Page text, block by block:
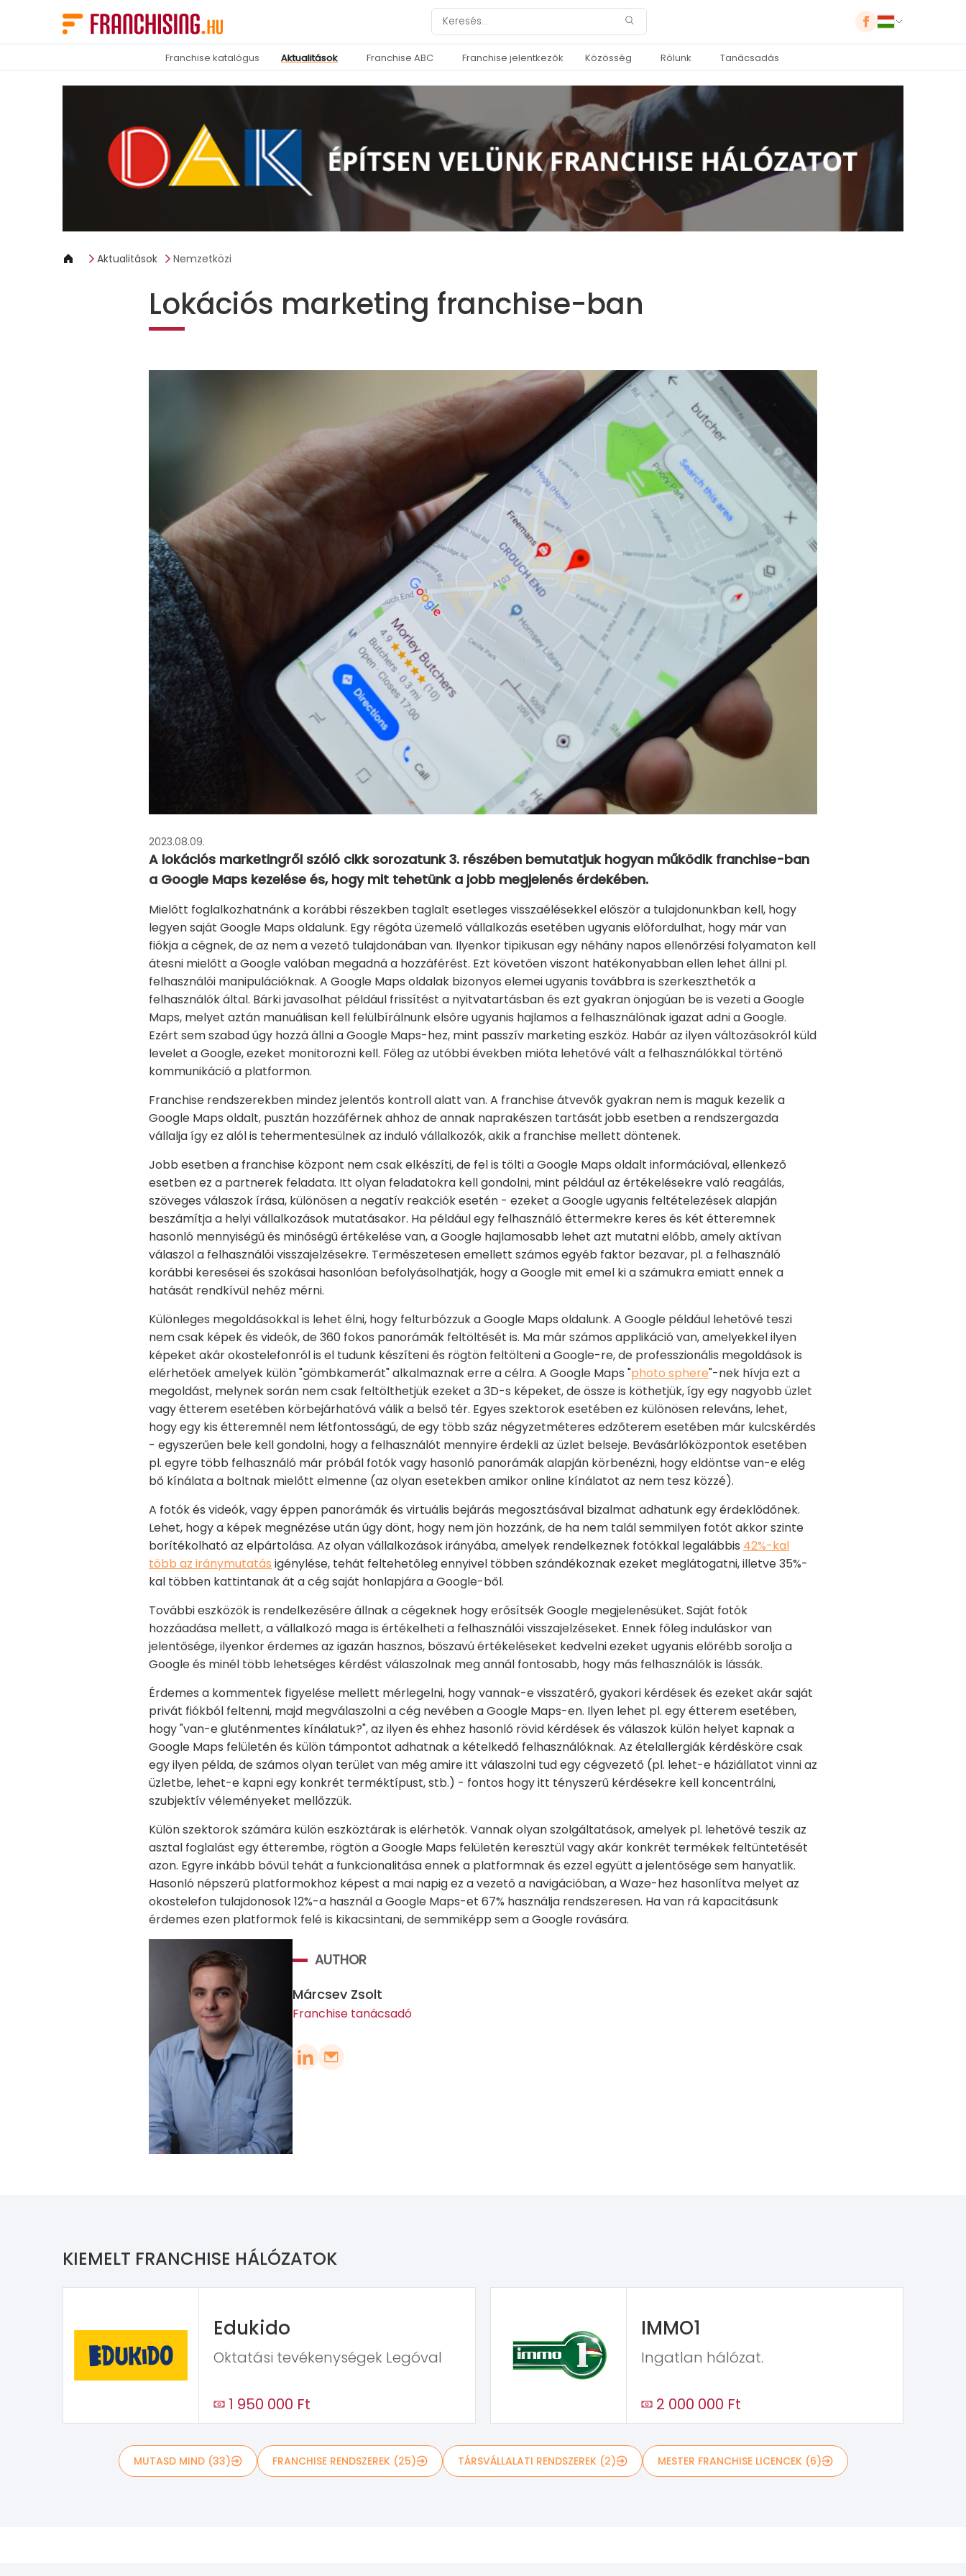
Franchise katalógus Aktualitások Franchise ABC Franchise jelentkezők Közösség Rólunk Tanácsadás
Aktualitások Nemzetközi
Lokációs marketing franchise-ban
2023.08.09.
A lokációs marketingről szóló cikk sorozatunk 3. részében bemutatjuk hogyan működik franchise-ban
a Google Maps kezelése és, hogy mit tehetünk a jobb megjelenés érdekében.
Mielőtt foglalkozhatnánk a korábbi részekben taglalt esetleges visszaélésekkel először a tulajdonunkban kell, hogy
legyen saját Google Maps oldalunk. Egy régóta üzemelő vállalkozás esetében ugyanis előfordulhat, hogy már van
fiókja a cégnek, de az nem a vezető tulajdonában van. Ilyenkor tipikusan egy néhány napos ellenőrzési folyamaton kell
átesni mielőtt a Google valóban megadná a hozzáférést. Ezt követően viszont hatékonyabban ellen lehet állni pl.
felhasználói manipulációknak. A Google Maps oldalak bizonyos elemei ugyanis továbbra is szerkeszthetők a
felhasználók által. Bárki javasolhat például frissítést a nyitvatartásban és ezt gyakran önjogúan be is vezeti a Google
Maps, melyet aztán manuálisan kell felülbírálnunk elsőre ugyanis hajlamos a felhasználónak igazat adni a Google.
Ezért sem szabad úgy hozzá állni a Google Maps-hez, mint passzív marketing eszköz. Habár az ilyen változásokról küld
levelet a Google, ezeket monitorozni kell. Főleg az utóbbi években mióta lehetővé vált a felhasználókkal történő
kommunikáció a platformon.
Franchise rendszerekben mindez jelentős kontroll alatt van. A franchise átvevők gyakran nem is maguk kezelik a
Google Maps oldalt, pusztán hozzáférnek ahhoz de annak naprakészen tartását jobb esetben a rendszergazda
vállalja így ez alól is tehermentesülnek az induló vállalkozók, akik a franchise mellett döntenek.
Jobb esetben a franchise központ nem csak elkészíti, de fel is tölti a Google Maps oldalt információval, ellenkező
esetben ez a partnerek feladata. Itt olyan feladatokra kell gondolni, mint például az értékelésekre való reagálás,
szöveges válaszok írása, különösen a negatív reakciók esetén - ezeket a Google ugyanis feltételezések alapján
beszámítja a helyi vállalkozások mutatásakor. Ha például egy felhasználó éttermekre keres és két étteremnek
hasonló mennyiségű és minőségű értékelése van, a Google hajlamosabb lehet azt mutatni előbb, amely aktívan
válaszol a felhasználói visszajelzésekre. Természetesen emellett számos egyéb faktor bezavar, pl. a felhasználó
korábbi keresései és szokásai hasonlóan befolyásolhatják, hogy a Google mit emel ki a számukra emiatt ennek a
hatását rendkívül nehéz mérni.
Különleges megoldásokkal is lehet élni, hogy felturbózzuk a Google Maps oldalunk. A Google például lehetővé teszi
nem csak képek és videók, de 360 fokos panorámák feltöltését is. Ma már számos applikáció van, amelyekkel ilyen
képeket akár okostelefonról is el tudunk készíteni és rögtön feltölteni a Google-re, de professzionális megoldások is
elérhetőek amelyek külön "gömbkamerát" alkalmaznak erre a célra. A Google Maps "photo sphere"-nek hívja ezt a
megoldást, melynek során nem csak feltölthetjük ezeket a 3D-s képeket, de össze is köthetjük, így egy nagyobb üzlet
vagy étterem esetében körbejárhatóvá válik a belső tér. Egyes szektorok esetében ez különösen releváns, lehet,
hogy egy kis étteremnél nem létfontosságú, de egy több száz négyzetméteres edzőterem esetében már kulcskérdés
- egyszerűen bele kell gondolni, hogy a felhasználót mennyire érdekli az üzlet belseje. Bevásárlóközpontok esetében
pl. egyre több felhasználó már próbál fotók vagy hasonló panorámák alapján körbenézni, hogy eldöntse van-e elég
bő kínálata a boltnak mielőtt elmenne (az olyan esetekben amikor online kínálatot az nem tesz közzé).
A fotók és videók, vagy éppen panorámák és virtuális bejárás megosztásával bizalmat adhatunk egy érdeklődőnek.
Lehet, hogy a képek megnézése után úgy dönt, hogy nem jön hozzánk, de ha nem talál semmilyen fotót akkor szinte
borítékolható az elpártolása. Az olyan vállalkozások irányába, amelyek rendelkeznek fotókkal legalábbis 42%-kal
több az iránymutatás igénylése, tehát feltehetőleg ennyivel többen szándékoznak ezeket meglátogatni, illetve 35%-
kal többen kattintanak át a cég saját honlapjára a Google-ből.
További eszközök is rendelkezésére állnak a cégeknek hogy erősítsék Google megjelenésüket. Saját fotók
hozzáadása mellett, a vállalkozó maga is értékelheti a felhasználói visszajelzéseket. Ennek főleg induláskor van
jelentősége, ilyenkor érdemes az igazán hasznos, bőszavú értékeléseket kedvelni ezeket ugyanis előrébb sorolja a
Google és minél több lehetséges kérdést válaszolnak meg annál fontosabb, hogy más felhasználók is lássák.
Érdemes a kommentek figyelése mellett mérlegelni, hogy vannak-e visszatérő, gyakori kérdések és ezeket akár saját
privát fiókból feltenni, majd megválaszolni a cég nevében a Google Maps-en. Ilyen lehet pl. egy étterem esetében,
hogy "van-e gluténmentes kínálatuk?", az ilyen és ehhez hasonló rövid kérdések és válaszok külön helyet kapnak a
Google Maps felületén és külön támpontot adhatnak a kételkedő felhasználóknak. Az ételallergiák kérdésköre csak
egy ilyen példa, de számos olyan terület van még amire itt válaszolni tud egy cégvezető (pl. lehet-e háziállatot vinni az
üzletbe, lehet-e kapni egy konkrét terméktípust, stb.) - fontos hogy itt tényszerű kérdésekre kell koncentrálni,
szubjektív véleményeket mellőzzük.
Külön szektorok számára külön eszköztárak is elérhetők. Vannak olyan szolgáltatások, amelyek pl. lehetővé teszik az
asztal foglalást egy étterembe, rögtön a Google Maps felületén keresztül vagy akár konkrét termékek feltüntetését
azon. Egyre inkább bővül tehát a funkcionalitása ennek a platformnak és ezzel együtt a jelentősége sem hanyatlik.
Hasonló népszerű platformokhoz képest a mai napig ez a vezető a navigációban, a Waze-hez hasonlítva melyet az
okostelefon tulajdonosok 12%-a használ a Google Maps-et 67% használja rendszeresen. Ha van rá kapacitásunk
érdemes ezen platformok felé is kikacsintani, de semmiképp sem a Google rovására.
AUTHOR
Márcsev Zsolt
Franchise tanácsadó
KIEMELT FRANCHISE HÁLÓZATOK
Edukido
Oktatási tevékenységek Legóval
1 950 000 Ft
IMMO1
Ingatlan hálózat.
2 000 000 Ft
MUTASD MIND (33) FRANCHISE RENDSZEREK (25) TÁRSVÁLLALATI RENDSZEREK (2) MESTER FRANCHISE LICENCEK (6)